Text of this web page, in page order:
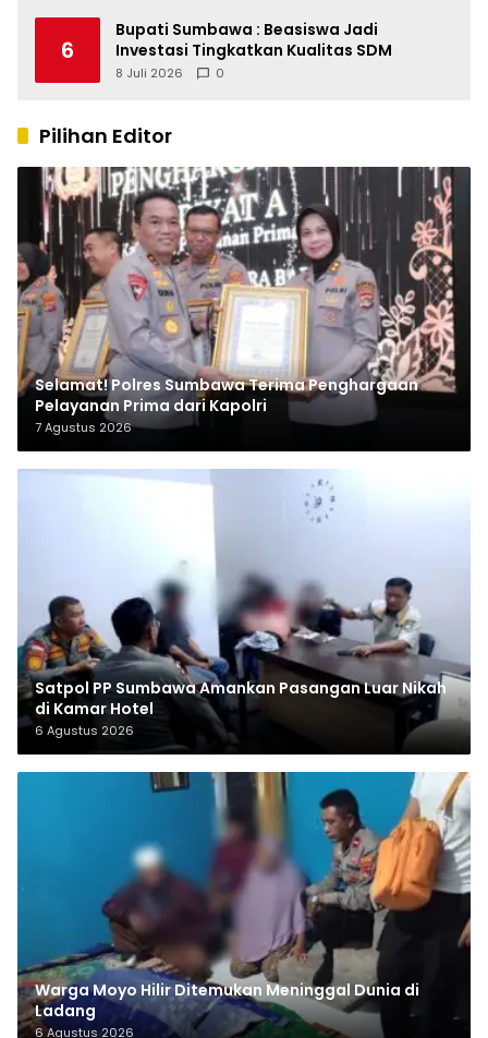
6
Bupati Sumbawa : Beasiswa Jadi
Investasi Tingkatkan Kualitas SDM
8 Juli 2026 0
Pilihan Editor
Selamat! Polres Sumbawa Terima Penghargaan
Pelayanan Prima dari Kapolri
7 Agustus 2026
Satpol PP Sumbawa Amankan Pasangan Luar Nikah
di Kamar Hotel
6 Agustus 2026
Warga Moyo Hilir Ditemukan Meninggal Dunia di
Ladang
6 Agustus 2026